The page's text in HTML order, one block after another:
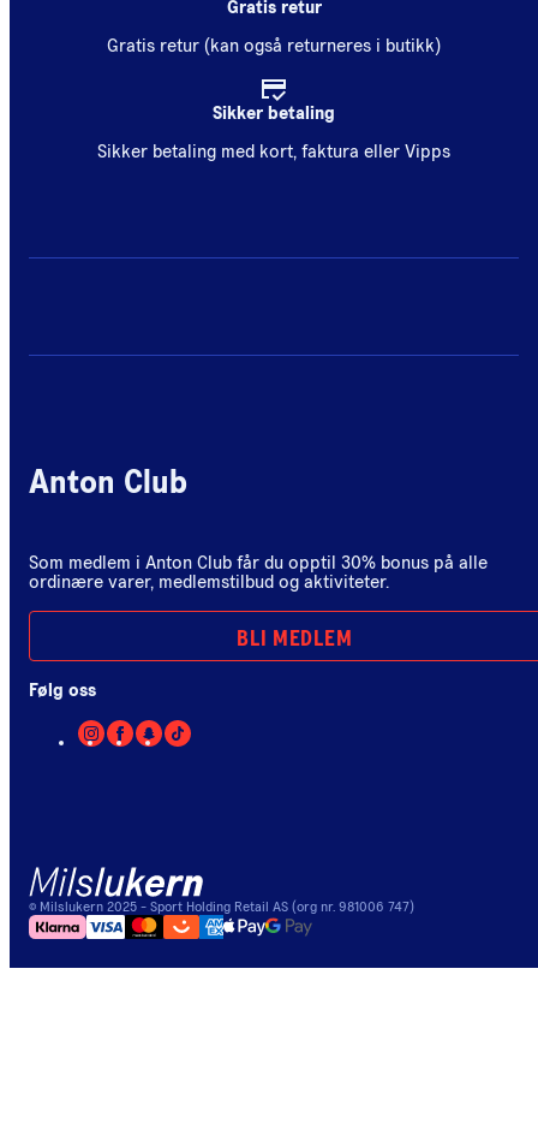
Gratis retur
Gratis retur (kan også returneres i butikk)
Sikker betaling
Sikker betaling med kort, faktura eller Vipps
Anton Club
Som medlem i Anton Club får du opptil 30% bonus på alle
ordinære varer, medlemstilbud og aktiviteter.
BLI MEDLEM
Følg oss
© Milslukern 2025 - Sport Holding Retail AS (org nr. 981006 747)